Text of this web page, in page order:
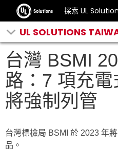
探索 UL
UL SOLUTIONS
台灣 BSMI
路：7 項充
將強制列管
台灣標檢局 BSMI 於 2023 年
品。